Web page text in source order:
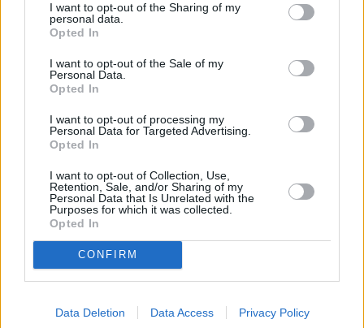
I want to opt-out of the Sharing of my
personal data.
Opted In
I want to opt-out of the Sale of my
Personal Data.
Opted In
I want to opt-out of processing my
Personal Data for Targeted Advertising.
Opted In
I want to opt-out of Collection, Use,
Retention, Sale, and/or Sharing of my
Personal Data that Is Unrelated with the
Purposes for which it was collected.
Opted In
CONFIRM
Data Deletion Data Access Privacy Policy
Πριν 6 ημέρες
Μία μικρή αλλά αναγκαία ανάπαυλα για την
ομάδα του «Πολίτη»